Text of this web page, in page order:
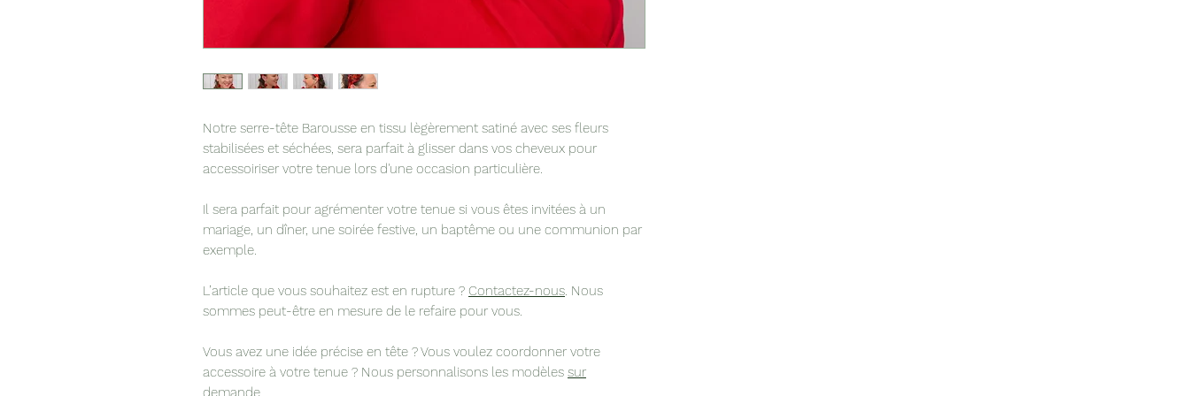
Notre serre-tête Barousse en tissu lègèrement satiné avec ses fleurs
stabilisées et séchées, sera parfait à glisser dans vos cheveux pour
accessoiriser votre tenue lors d'une occasion particulière.
Il sera parfait pour agrémenter votre tenue si vous êtes invitées à un
mariage, un dîner, une soirée festive, un baptême ou une communion par
exemple.
L’article que vous souhaitez est en rupture ? Contactez-nous. Nous
sommes peut-être en mesure de le refaire pour vous.
Vous avez une idée précise en tête ? Vous voulez coordonner votre
accessoire à votre tenue ? Nous personnalisons les modèles sur